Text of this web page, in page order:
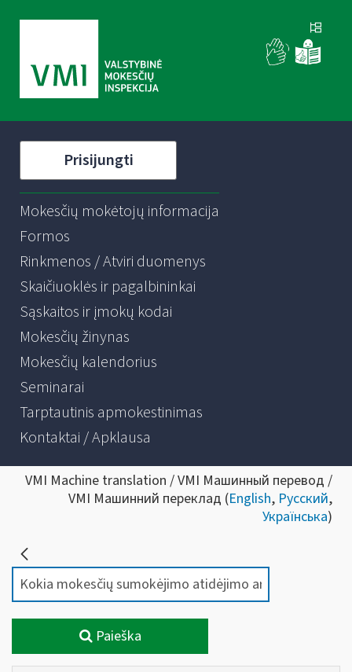
Prisijungti
Mokesčių mokėtojų informacija
Formos
Rinkmenos / Atviri duomenys
Skaičiuoklės ir pagalbininkai
Sąskaitos ir įmokų kodai
Mokesčių žinynas
Mokesčių kalendorius
Seminarai
Tarptautinis apmokestinimas
Kontaktai / Apklausa
VMI Machine translation / VMI Машинный перевод /
VMI Машинний переклад (English, Русский,
Українська)
Paieška